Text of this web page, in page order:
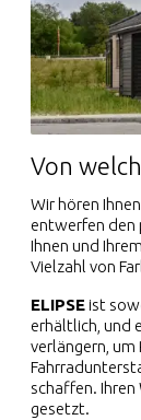
Von
Wir hören
entwerfen den
Ihnen und
Vielzahl von
ELIPSEist
erhältlich, und
verlängern, um
schaffen. Ihren
gesetzt.